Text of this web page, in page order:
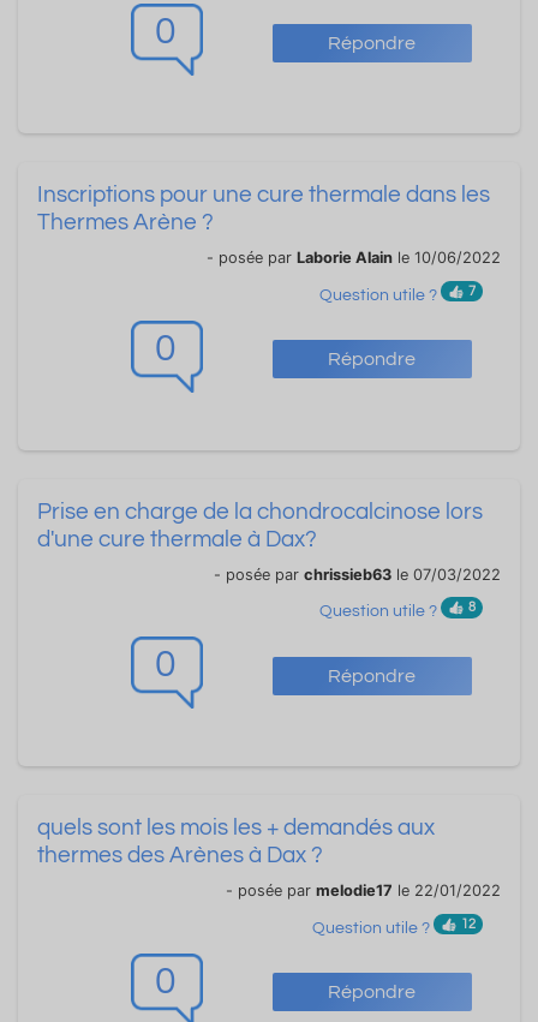
0 Répondre
0 Répondre
Inscriptions pour une cure thermale dans les
Thermes Arène ?
- posée par Laborie Alain le 10/06/2022
Question utile ? 7
0 Répondre
Prise en charge de la chondrocalcinose lors
d'une cure thermale à Dax?
- posée par chrissieb63 le 07/03/2022
Question utile ? 8
0 Répondre
quels sont les mois les + demandés aux
thermes des Arènes à Dax ?
- posée par melodie17 le 22/01/2022
Question utile ? 12